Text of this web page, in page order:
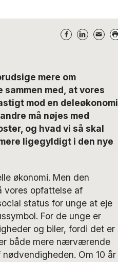
mere om
med, at vores
mod en deleøkonomi,
må nøjes med
og hvad vi så skal
ligegyldigt i den nye
økonomi. Men den
vores opfattelse af
status for unge at eje
For de unge er
og biler, fordi det er
både mere nærværende
Om 10 år